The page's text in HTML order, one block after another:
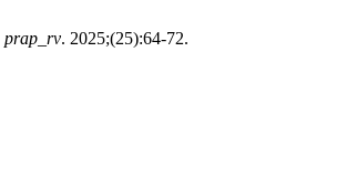
prap_rv. 2025;(25):64-72.